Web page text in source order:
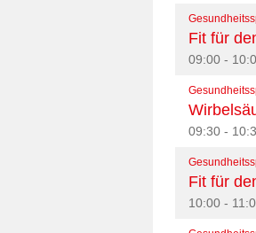
Fit für
09:00 -
09:30 -
Fit für
10:00 -